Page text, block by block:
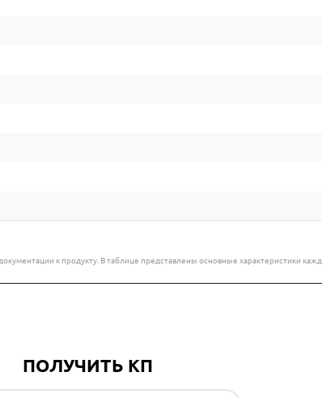
к продукту. В таблице представлены основные характеристики
ПОЛУЧИТЬ КП